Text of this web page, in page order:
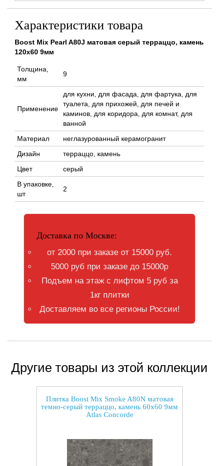
Характеристики товара
Boost Mix Pearl A80J матовая серый терраццо, камень
120x60 9мм
Толщина,
мм
9
Применение
для кухни, для фасада, для фартука, для
туалета, для прихожей, для печей и
каминов, для коридора, для комнат, для
ванной
Материал
неглазурованный керамогранит
Дизайн
терраццо, камень
Цвет
серый
В упаковке,
шт
2
Доставка по Москве:
от 2000 при заказе от 15000 руб.
5000 руб при заказе до 15000р
Подъем на этаж с лифтом 5 руб за
1кг плитки
Доставляем во все регионы России!
Другие товары из этой коллекции
Плитка Boost Mix Smoke A80N матовая
темно-серый терраццо, камень 60x60 9мм
Atlas Concorde